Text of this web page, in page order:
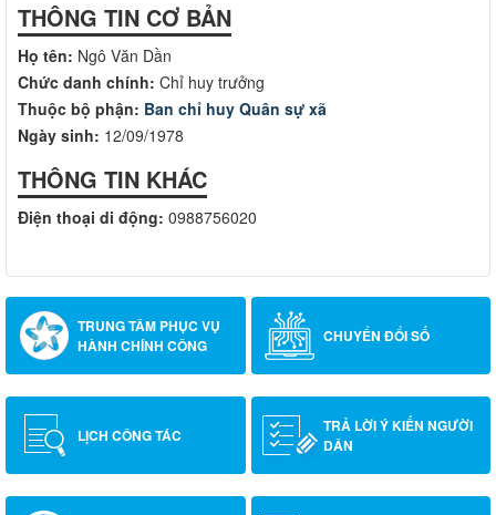
THÔNG TIN CƠ BẢN
Họ tên: Ngô Văn Dần
Chức danh chính: Chỉ huy trưởng
Thuộc bộ phận: Ban chỉ huy Quân sự xã
Ngày sinh: 12/09/1978
THÔNG TIN KHÁC
Điện thoại di động: 0988756020
TRUNG TÂM PHỤC VỤ
HÀNH CHÍNH CÔNG
CHUYỂN ĐỔI SỐ
LỊCH CÔNG TÁC
TRẢ LỜI Ý KIẾN NGƯỜI
DÂN